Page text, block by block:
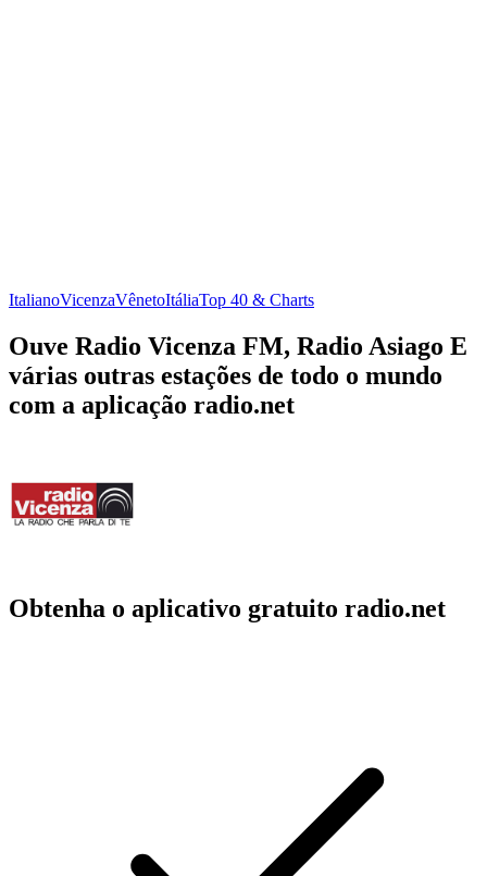
ItalianoVicenzaVênetoItáliaTop 40 & Charts
Ouve Radio Vicenza FM, Radio Asiago E
várias outras estações de todo o mundo
com a aplicação radio.net
Obtenha o aplicativo gratuito radio.net